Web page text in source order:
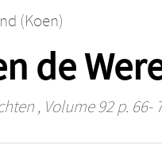
(Koen)
de
, Volume 92 p. 66-